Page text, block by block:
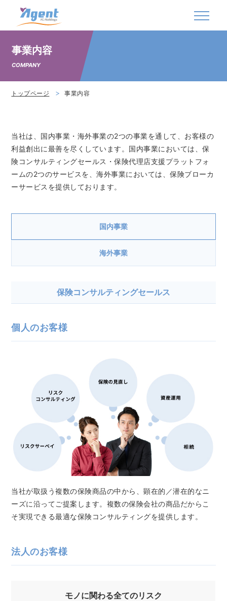
株式会社エージェントＩＧホールディングス
事業内容
COMPANY
トップページ 事業内容
当社は、国内事業・海外事業の2つの事業を通して、お客様の
利益創出に最善を尽くしています。国内事業においては、保
険コンサルティングセールス・保険代理店支援プラットフォ
ームの2つのサービスを、海外事業においては、保険ブローカ
ーサービスを提供しております。
国内事業
海外事業
保険コンサルティングセールス
個人のお客様
当社が取扱う複数の保険商品の中から、顕在的／潜在的なニ
ーズに沿ってご提案します。複数の保険会社の商品だからこ
そ実現できる最適な保険コンサルティングを提供します。
法人のお客様
モノに関わる全てのリスク